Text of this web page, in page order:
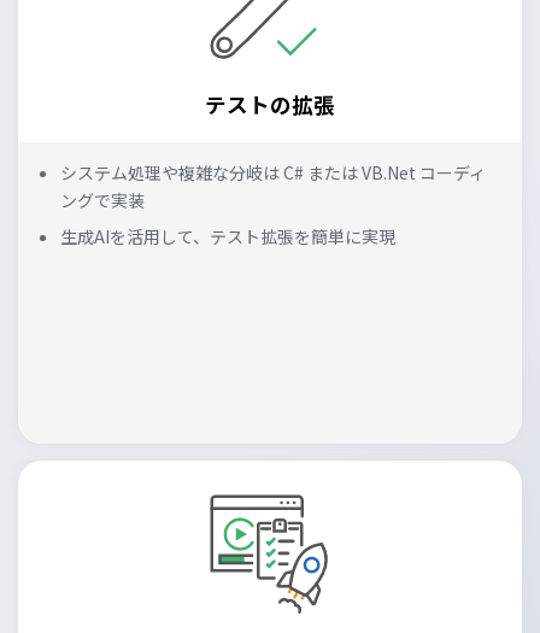
テストの拡張
システム処理や複雑な分岐は C# または VB.Net コーディ
ングで実装
生成AIを活用して、テスト拡張を簡単に実現